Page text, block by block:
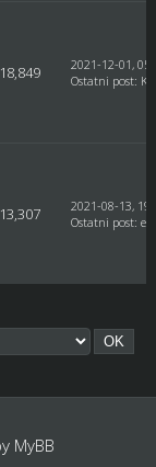
18,849
2021-12-01,
Ostatni post:
13,307
2021-08-13,
Ostatni post:
MyBB